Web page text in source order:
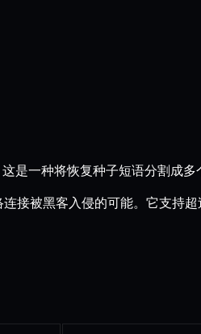
是一种将恢复种子短语分割成多
被黑客入侵的可能。它支持超